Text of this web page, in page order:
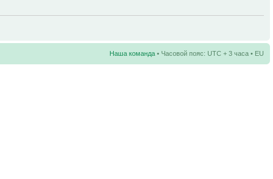
Наша команда • Часовой пояс: UTC + 3 часа • EU